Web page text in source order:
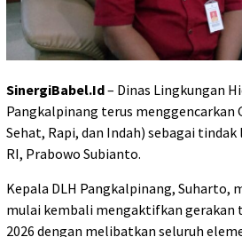
SinergiBabel.Id– Dinas Lingkungan
Pangkalpinang terus menggencarkan
Sehat, Rapi, dan Indah) sebagai
RI, Prabowo Subianto.
Kepala DLH Pangkalpinang, Suharto,
mulai kembali mengaktifkan gerakan
2026 dengan melibatkan seluruh